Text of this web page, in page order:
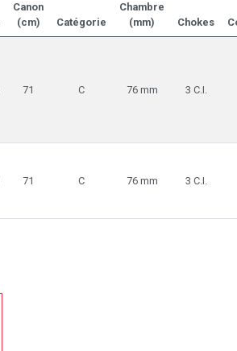
Canon
(cm)
Catégorie
Chambre
(mm)
Chokes
71 C 76 mm 3 C.I.
71 C 76 mm 3 C.I.